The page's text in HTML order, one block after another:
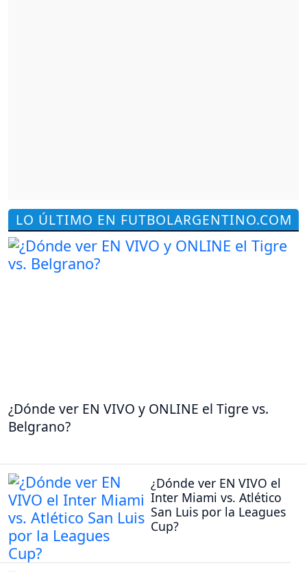
LO ÚLTIMO EN FUTBOLARGENTINO.COM
¿Dónde ver EN VIVO y ONLINE el Tigre vs.
Belgrano?
¿Dónde ver EN VIVO el
Inter Miami vs. Atlético
San Luis por la Leagues
Cup?